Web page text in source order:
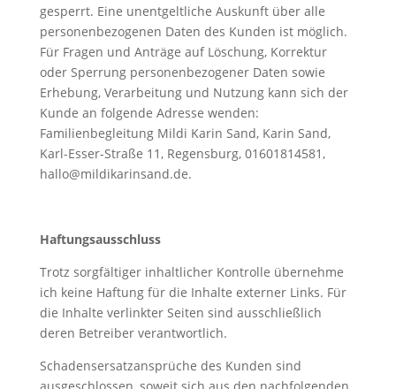
gesperrt. Eine unentgeltliche Auskunft über alle
personenbezogenen Daten des Kunden ist möglich.
Für Fragen und Anträge auf Löschung, Korrektur
oder Sperrung personenbezogener Daten sowie
Erhebung, Verarbeitung und Nutzung kann sich der
Kunde an folgende Adresse wenden:
Familienbegleitung Mildi Karin Sand, Karin Sand,
Karl-Esser-Straße 11, Regensburg, 01601814581,
hallo@mildikarinsand.de.
Haftungsausschluss
Trotz sorgfältiger inhaltlicher Kontrolle übernehme
ich keine Haftung für die Inhalte externer Links. Für
die Inhalte verlinkter Seiten sind ausschließlich
deren Betreiber verantwortlich.
Schadensersatzansprüche des Kunden sind